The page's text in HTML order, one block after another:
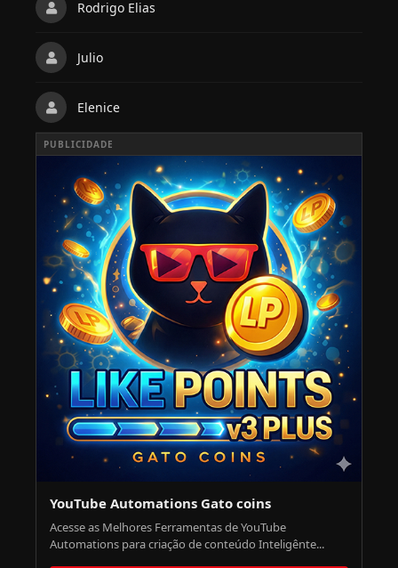
Rodrigo Elias
Julio
Elenice
PUBLICIDADE
YouTube Automations Gato coins
Acesse as Melhores Ferramentas de YouTube
Automations para criação de conteúdo Inteligênte...